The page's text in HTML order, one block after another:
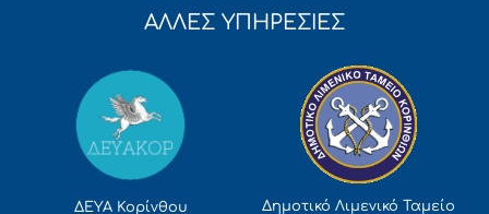
ΑΛΛΕΣ ΥΠΗΡΕΣΙΕΣ
ΔΕΥΑ Κορίνθου
Δημοτικό Λιμενικό Ταμείο